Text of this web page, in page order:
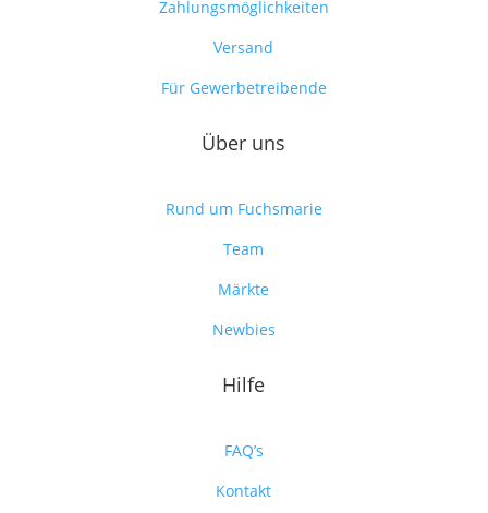
Zahlungsmöglichkeiten
Versand
Für Gewerbetreibende
Über uns
Rund um Fuchsmarie
Team
Märkte
Newbies
Hilfe
FAQ’s
Kontakt